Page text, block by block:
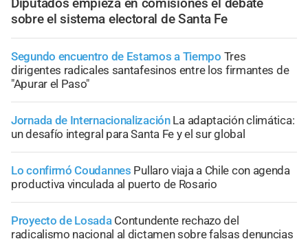
sobre el sistema electoral de Santa Fe
Segundo encuentro de Estamos a Tiempo Tres
dirigentes radicales santafesinos entre los firmantes de
"Apurar el Paso"
Jornada de Internacionalización La adaptación climática:
un desafío integral para Santa Fe y el sur global
Lo confirmó Coudannes Pullaro viaja a Chile con agenda
productiva vinculada al puerto de Rosario
Proyecto de Losada Contundente rechazo del
radicalismo nacional al dictamen sobre falsas denuncias